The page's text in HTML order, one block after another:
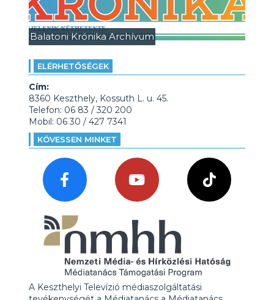
Balatoni Krónika Archívum
ELÉRHETŐSÉGEK
Cím:
8360 Keszthely, Kossuth L. u. 45.
Telefon: 06 83 / 320 200
Mobil: 06 30 / 427 7341
KÖVESSEN MINKET
A Keszthelyi Televízió médiaszolgáltatási